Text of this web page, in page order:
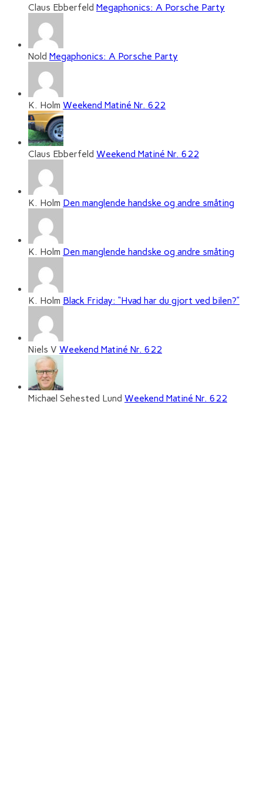
Claus Ebberfeld Megaphonics: A Porsche Party
Nold Megaphonics: A Porsche Party
K. Holm Weekend Matiné Nr. 622
Claus Ebberfeld Weekend Matiné Nr. 622
K. Holm Den manglende handske og andre småting
K. Holm Den manglende handske og andre småting
K. Holm Black Friday: “Hvad har du gjort ved bilen?”
Niels V Weekend Matiné Nr. 622
Michael Sehested Lund Weekend Matiné Nr. 622